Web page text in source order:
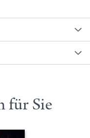
für Sie